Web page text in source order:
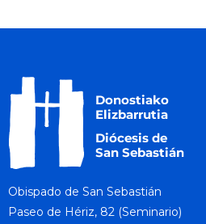
Obispado de San Sebastián
Paseo de Hériz, 82 (Seminario)